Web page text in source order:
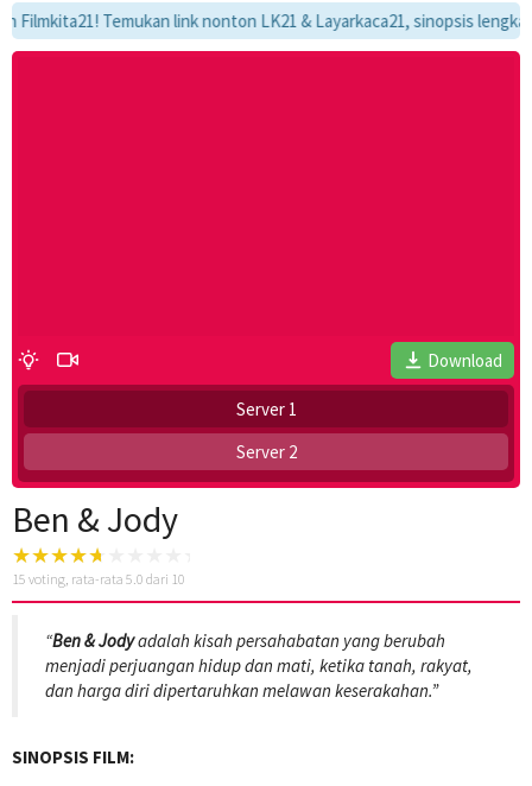
Temukan link nonton LK21 & Layarkaca21, sinopsis
Download
Server 1
Server 2
Ben & Jody
15 voting, rata-rata 5.0 dari 10
“Ben & Jodyadalah kisah persahabatan yang berubah
menjadi perjuangan hidup dan mati, ketika tanah, rakyat,
dan harga diri dipertaruhkan melawan keserakahan.”
SINOPSIS FILM: